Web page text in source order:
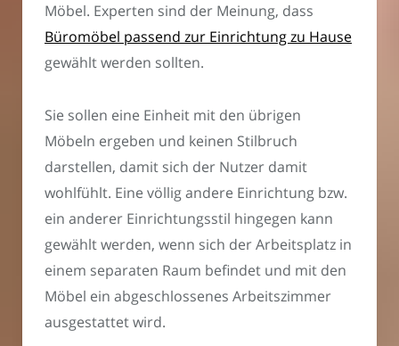
Möbel. Experten sind der Meinung, dass
Büromöbel passend zur Einrichtung zu Hause
gewählt werden sollten.
Sie sollen eine Einheit mit den übrigen
Möbeln ergeben und keinen Stilbruch
darstellen, damit sich der Nutzer damit
wohlfühlt. Eine völlig andere Einrichtung bzw.
ein anderer Einrichtungsstil hingegen kann
gewählt werden, wenn sich der Arbeitsplatz in
einem separaten Raum befindet und mit den
Möbel ein abgeschlossenes Arbeitszimmer
ausgestattet wird.